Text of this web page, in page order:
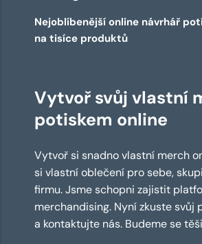
Nejoblíbenější online návrhář
na tisíce produktů
Vytvoř svůj vlastní
potiskem online
Vytvoř si snadno vlastní merch
si vlastní oblečení pro sebe,
firmu. Jsme schopni zajistit
merchandising. Nyní zkuste svůj
a kontaktujte nás. Budeme se